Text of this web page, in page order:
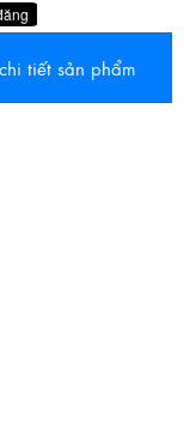
tiết sản phẩm